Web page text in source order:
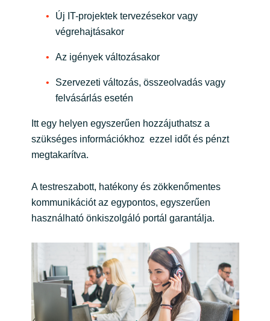
United Kingdom
Új IT-projektek tervezésekor vagy
végrehajtásakor
Az igények változásakor
Szervezeti változás, összeolvadás vagy
felvásárlás esetén
Itt egy helyen egyszerűen hozzájuthatsz a
szükséges információkhoz ezzel időt és pénzt
megtakarítva.
A testreszabott, hatékony és zökkenőmentes
kommunikációt az egypontos, egyszerűen
használható önkiszolgáló portál garantálja.